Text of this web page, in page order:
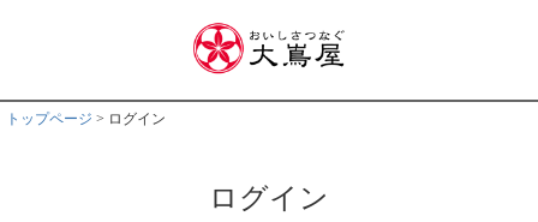
トップページ ログイン
ログイン